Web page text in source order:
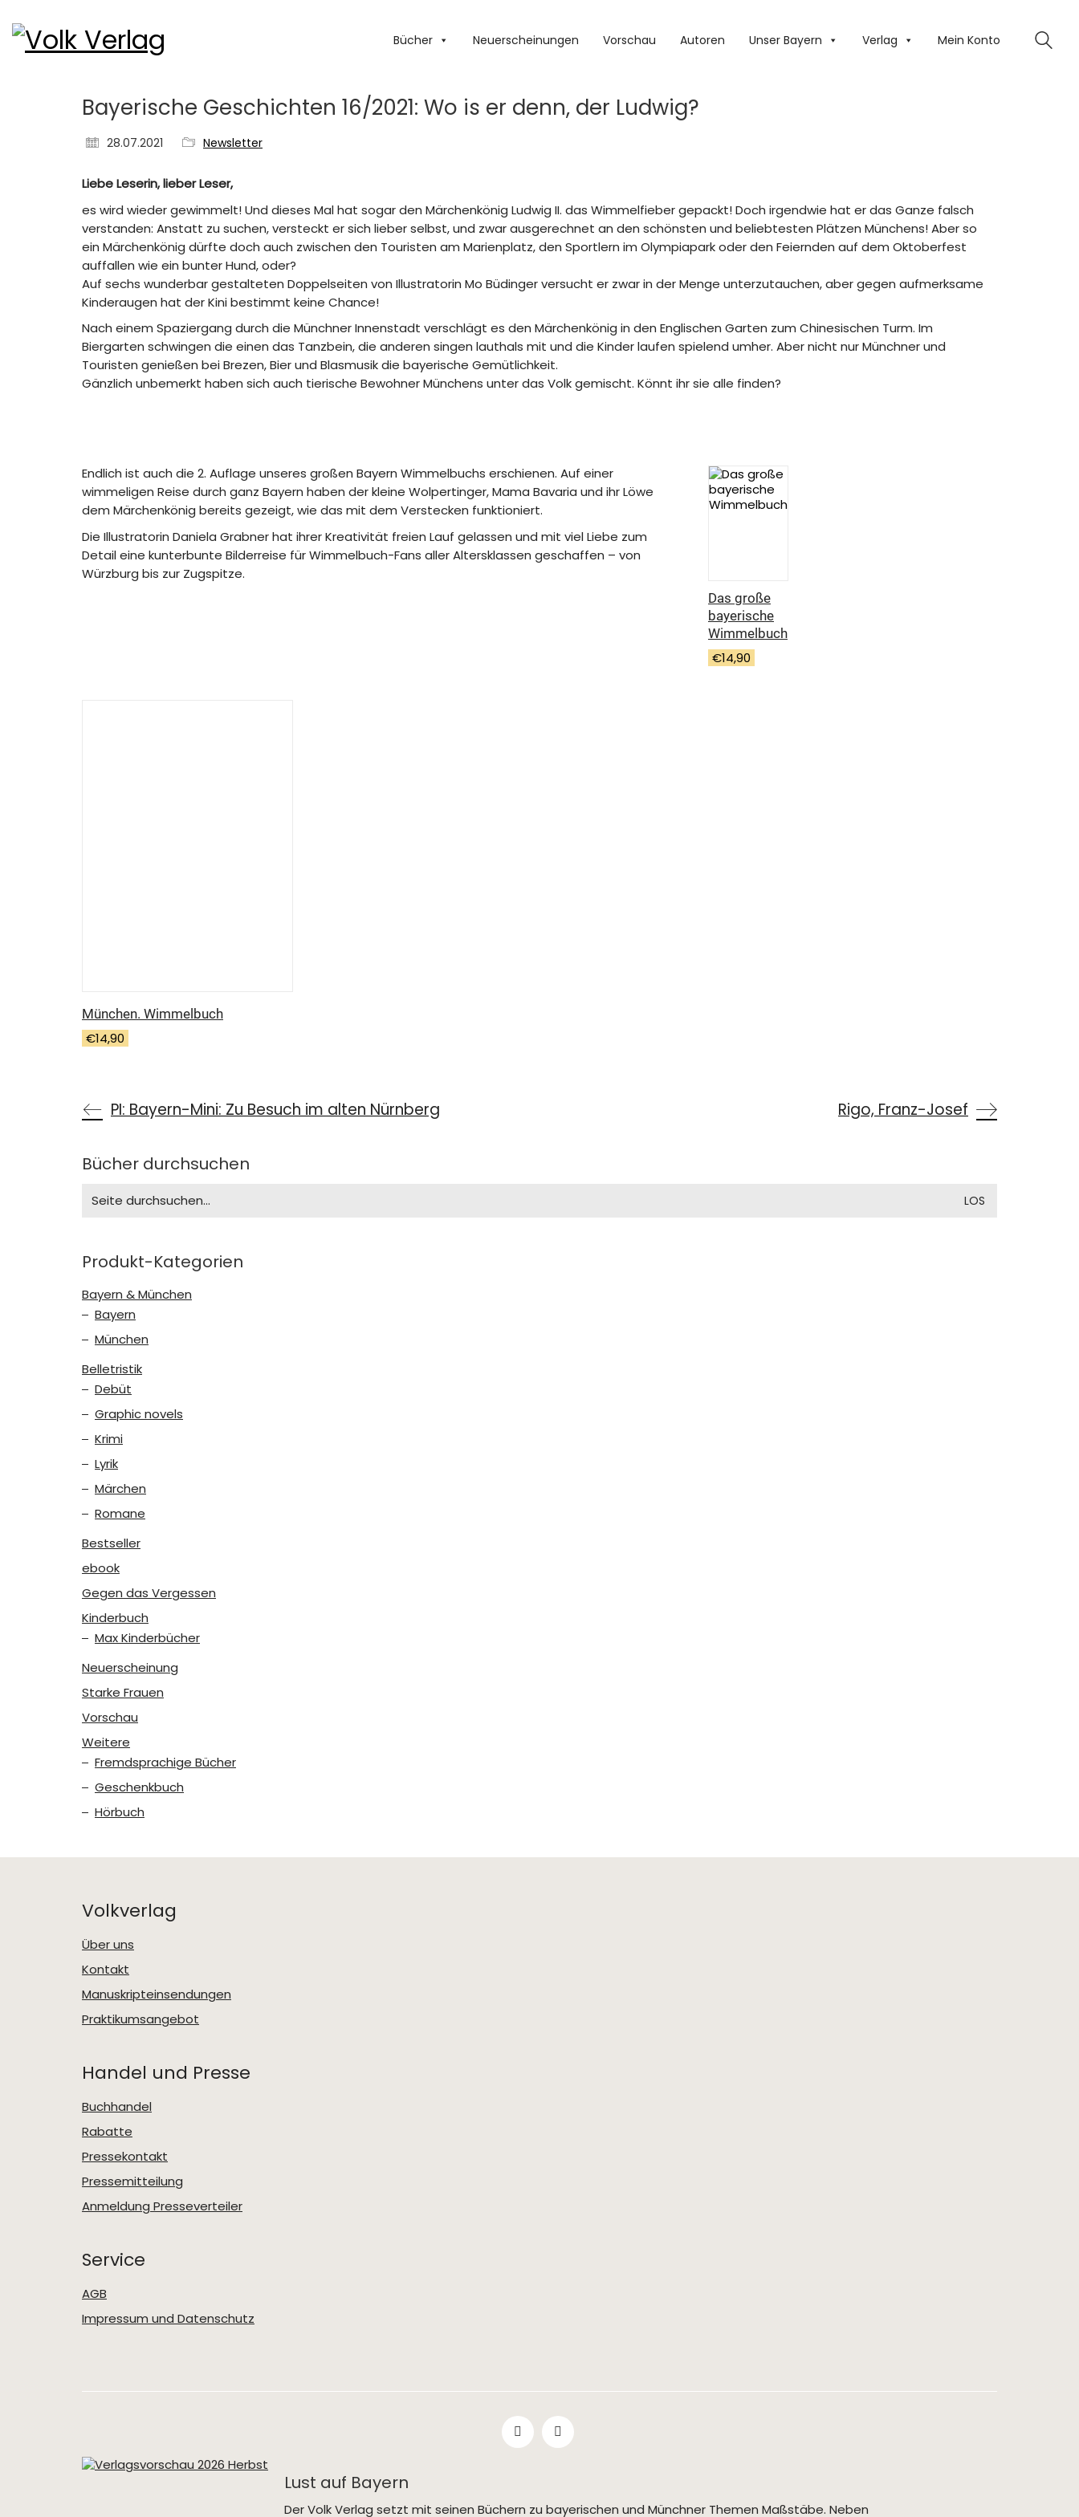
Bücher Neuerscheinungen Vorschau Autoren Unser Bayern Verlag Mein Konto
Bayerische Geschichten 16/2021: Wo is er denn, der Ludwig?
28.07.2021 Newsletter
Liebe Leserin, lieber Leser,
es wird wieder gewimmelt! Und dieses Mal hat sogar den Märchenkönig Ludwig II. das Wimmelfieber gepackt! Doch irgendwie hat er das Ganze falsch
verstanden: Anstatt zu suchen, versteckt er sich lieber selbst, und zwar ausgerechnet an den schönsten und beliebtesten Plätzen Münchens! Aber so
ein Märchenkönig dürfte doch auch zwischen den Touristen am Marienplatz, den Sportlern im Olympiapark oder den Feiernden auf dem Oktoberfest
auffallen wie ein bunter Hund, oder?
Auf sechs wunderbar gestalteten Doppelseiten von Illustratorin Mo Büdinger versucht er zwar in der Menge unterzutauchen, aber gegen aufmerksame
Kinderaugen hat der Kini bestimmt keine Chance!
Nach einem Spaziergang durch die Münchner Innenstadt verschlägt es den Märchenkönig in den Englischen Garten zum Chinesischen Turm. Im
Biergarten schwingen die einen das Tanzbein, die anderen singen lauthals mit und die Kinder laufen spielend umher. Aber nicht nur Münchner und
Touristen genießen bei Brezen, Bier und Blasmusik die bayerische Gemütlichkeit.
Gänzlich unbemerkt haben sich auch tierische Bewohner Münchens unter das Volk gemischt. Könnt ihr sie alle finden?
Endlich ist auch die 2. Auflage unseres großen Bayern Wimmelbuchs erschienen. Auf einer
wimmeligen Reise durch ganz Bayern haben der kleine Wolpertinger, Mama Bavaria und ihr Löwe
dem Märchenkönig bereits gezeigt, wie das mit dem Verstecken funktioniert.
Die Illustratorin Daniela Grabner hat ihrer Kreativität freien Lauf gelassen und mit viel Liebe zum
Detail eine kunterbunte Bilderreise für Wimmelbuch-Fans aller Altersklassen geschaffen – von
Würzburg bis zur Zugspitze.
Das große
bayerische
Wimmelbuch
€14,90
München. Wimmelbuch
€14,90
PI: Bayern-Mini: Zu Besuch im alten Nürnberg Rigo, Franz-Josef
Bücher durchsuchen
for:
Produkt-Kategorien
Bayern & München
Bayern
München
Belletristik
Debüt
Graphic novels
Krimi
Lyrik
Märchen
Romane
Bestseller
ebook
Gegen das Vergessen
Kinderbuch
Max Kinderbücher
Neuerscheinung
Starke Frauen
Vorschau
Weitere
Fremdsprachige Bücher
Geschenkbuch
Hörbuch
Volkverlag
Über uns
Kontakt
Manuskripteinsendungen
Praktikumsangebot
Handel und Presse
Buchhandel
Rabatte
Pressekontakt
Pressemitteilung
Anmeldung Presseverteiler
Service
AGB
Impressum und Datenschutz
Lust auf Bayern
Der Volk Verlag setzt mit seinen Büchern zu bayerischen und Münchner Themen Maßstäbe. Neben